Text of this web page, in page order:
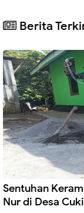
Berita
Sentuhan
Nur di Desa